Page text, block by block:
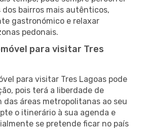
bairros mais autênticos,
gastronómico e relaxar
pedonais.
para visitar Tres
para visitar Tres Lagoas pode
pois terá a liberdade de
das áreas metropolitanas ao seu
o itinerário à sua agenda e
se pretende ficar no país